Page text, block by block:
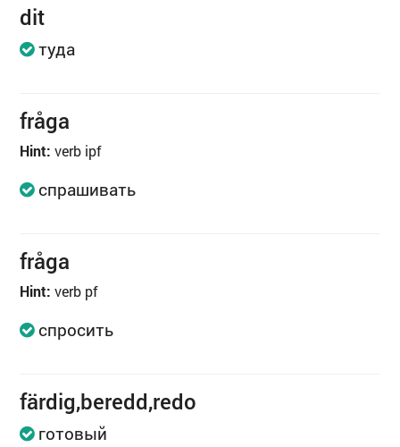
dit
туда
fråga
Hint: verb ipf
спрашивать
fråga
Hint: verb pf
спросить
färdig,beredd,redo
готовый